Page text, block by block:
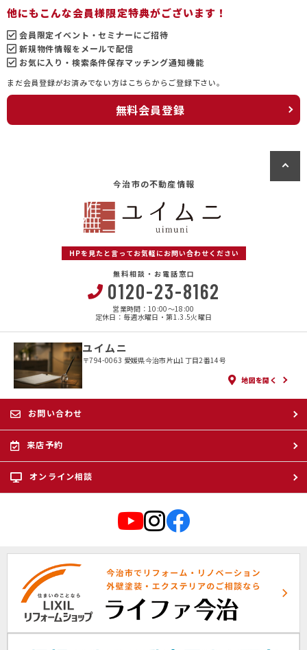
他にもこんな会員様限定特典がございます！
会員限定イベント・セミナーにご招待
新規物件情報をメールで配信
お気に入り・検索条件保存マッチング通知機能
まだ会員登録がお済みでない方はこちらからご登録下さい。
無料会員登録
今治市の不動産情報
HPを見たと言ってお気軽にお問い合わせください
無料相談・お電話窓口
0120-23-8162
営業時間：10:00〜18:00
定休日：毎週水曜日・第1.3.5火曜日
ユイムニ
〒794-0063 愛媛県今治市片山1丁目2番14号
地図を開く
お問い合わせ
来店予約
オンライン相談